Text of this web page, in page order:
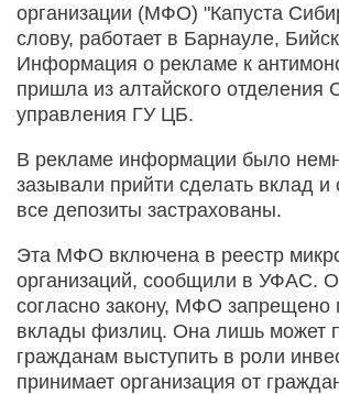
организации (МФО) "Капуста
слову, работает в Барнауле,
Информация о рекламе к
пришла из алтайского отделения
управления ГУ ЦБ.
В рекламе информации было
зазывали прийти сделать вклад
все депозиты застрахованы.
Эта МФО включена в реестр
организаций, сообщили в УФАС.
согласно закону, МФО запрещено
вклады физлиц. Она лишь может
гражданам выступить в роли
принимает организация от